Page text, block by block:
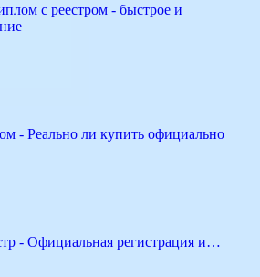
с реестром - быстрое и
- Реально ли купить официально
- Официальная регистрация и…